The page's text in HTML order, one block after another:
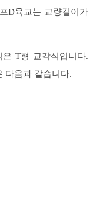
D육교는 교량길이가
T형 교각식입니다.
다음과 같습니다.